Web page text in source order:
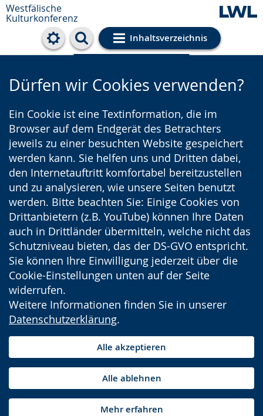
Westfälische
Kulturkonferenz
Inhaltsverzeichnis
Cookie-Einstellungen
Dürfen wir Cookies verwenden?
Ein Cookie ist eine Textinformation, die im
Browser auf dem Endgerät des Betrachters
jeweils zu einer besuchten Website gespeichert
werden kann. Sie helfen uns und Dritten dabei,
den Internetauftritt komfortabel bereitzustellen
und zu analysieren, wie unsere Seiten benutzt
werden. Bitte beachten Sie: Einige Cookies von
Drittanbietern (z.B. YouTube) können Ihre Daten
auch in Drittländer übermitteln, welche nicht das
Schutzniveau bieten, das der DS-GVO entspricht.
Sie können Ihre Einwilligung jederzeit über die
Cookie-Einstellungen unten auf der Seite
widerrufen.
Weitere Informationen finden Sie in unserer
Datenschutzerklärung.
Alle akzeptieren
Alle ablehnen
Mehr erfahren